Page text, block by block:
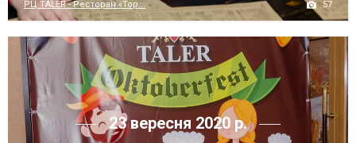
РЦ TALER - Ресторан «Тор... 57
23 вересня 2020 р.